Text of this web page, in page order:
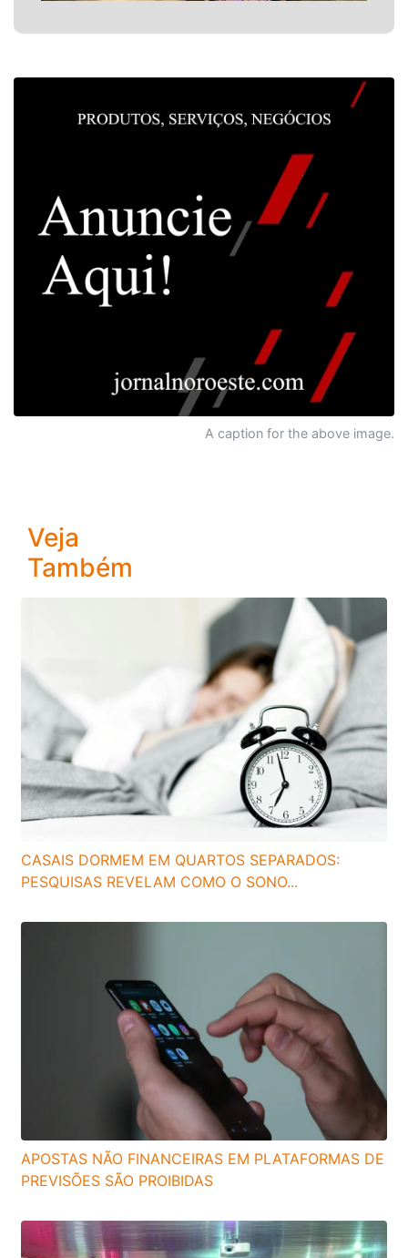
A caption for the above image.
Veja
Também
CASAIS DORMEM EM QUARTOS SEPARADOS:
PESQUISAS REVELAM COMO O SONO...
APOSTAS NÃO FINANCEIRAS EM PLATAFORMAS DE
PREVISÕES SÃO PROIBIDAS